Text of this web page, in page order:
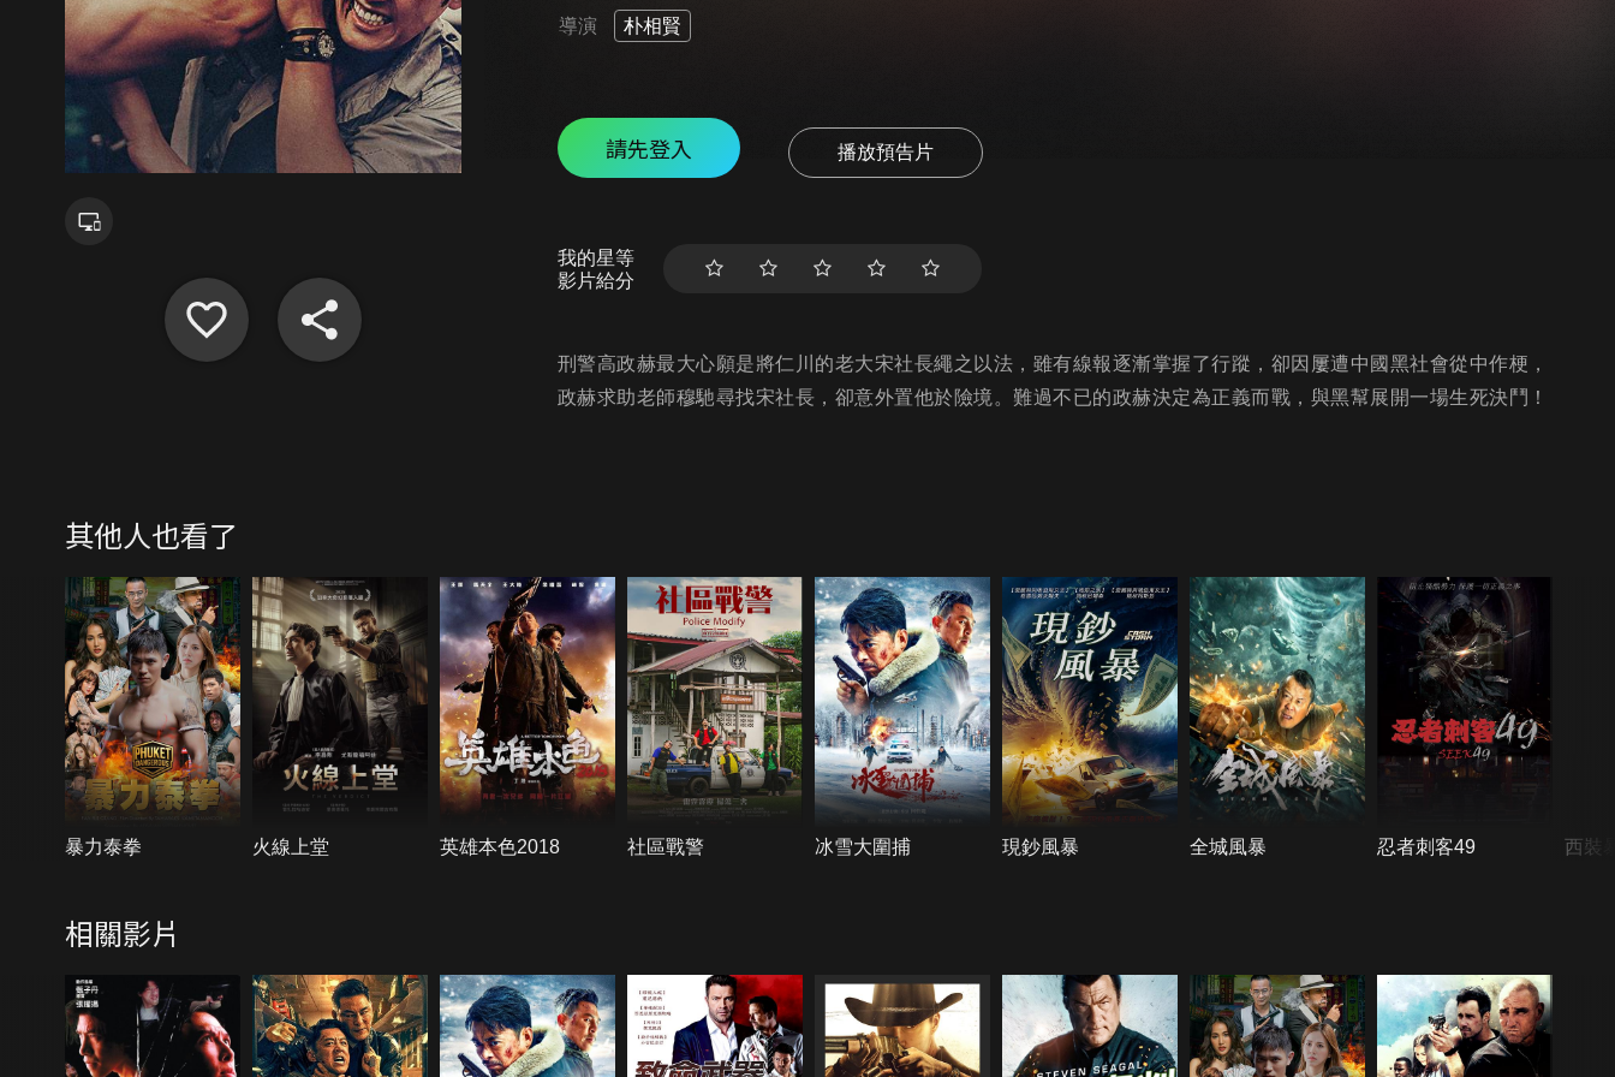
導演 朴相賢
請先登入 播放預告片
我的星等
影片給分
刑警高政赫最大心願是將仁川的老大宋社長繩之以法，雖有線報逐漸掌握了行蹤，卻因屢遭中國黑社會從中作梗，
政赫求助老師穆馳尋找宋社長，卻意外置他於險境。難過不已的政赫決定為正義而戰，與黑幫展開一場生死決鬥！
其他人也看了
暴力泰拳 火線上堂 英雄本色2018 社區戰警 冰雪大圍捕 現鈔風暴 全城風暴 忍者刺客49 西裝
相關影片